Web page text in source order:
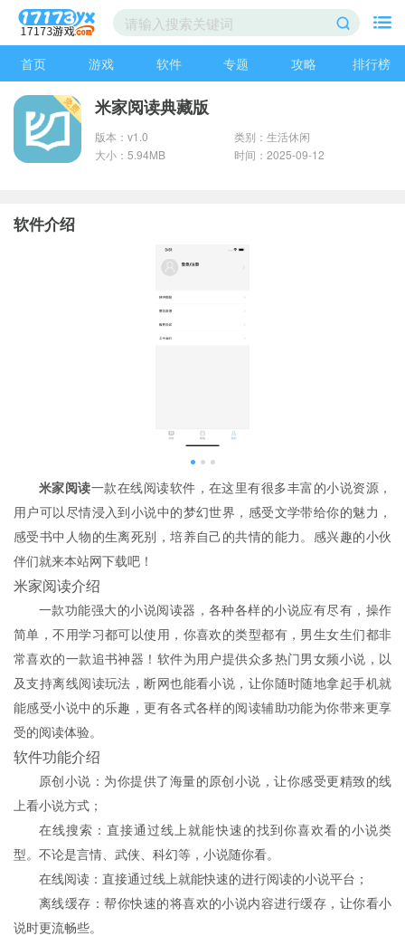
首页 游戏 软件 专题 攻略 排行榜
米家阅读典藏版
版本：v1.0
类别：生活休闲
大小：5.94MB
时间：2025-09-12
软件介绍
米家阅读一款在线阅读软件，在这里有很多丰富的小说资源，
用户可以尽情浸入到小说中的梦幻世界，感受文学带给你的魅力，
感受书中人物的生离死别，培养自己的共情的能力。感兴趣的小伙
伴们就来本站网下载吧！
米家阅读介绍
一款功能强大的小说阅读器，各种各样的小说应有尽有，操作
简单，不用学习都可以使用，你喜欢的类型都有，男生女生们都非
常喜欢的一款追书神器！ 软件为用户提供众多热门男女频小说，以
及支持离线阅读玩法，断网也能看小说，让你随时随地拿起手机就
能感受小说中的乐趣，更有各式各样的阅读辅助功能为你带来更享
受的阅读体验。
软件功能介绍
原创小说：为你提供了海量的原创小说，让你感受更精致的线
上看小说方式；
在线搜索：直接通过线上就能快速的找到你喜欢看的小说类
型。不论是言情、武侠、科幻等，小说随你看。
在线阅读：直接通过线上就能快速的进行阅读的小说平台；
离线缓存：帮你快速的将喜欢的小说内容进行缓存，让你看小
说时更流畅些。